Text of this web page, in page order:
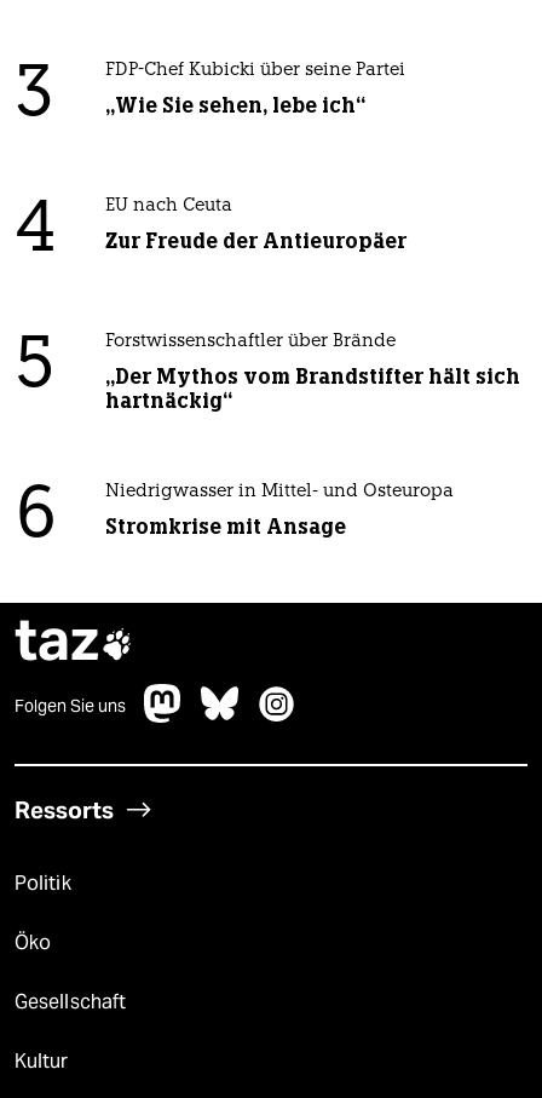
3 FDP-Chef Kubicki über seine Partei
„Wie Sie sehen, lebe ich“
4 EU nach Ceuta
Zur Freude der Antieuropäer
5 Forstwissenschaftler über Brände
„Der Mythos vom Brandstifter hält sich
hartnäckig“
6 Niedrigwasser in Mittel- und Osteuropa
Stromkrise mit Ansage
taz
Folgen Sie uns
Ressorts
Politik
Öko
Gesellschaft
Kultur